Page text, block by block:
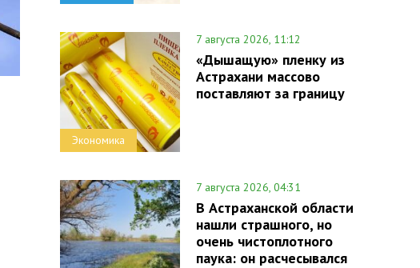
Экономика
7 августа 2026, 11:12
«Дышащую» пленку из
Астрахани массово
поставляют за границу
7 августа 2026, 04:31
В Астраханской области
нашли страшного, но
очень чистоплотного
паука: он расчесывался